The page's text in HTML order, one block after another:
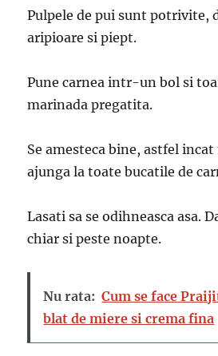
Pulpele de pui sunt potrivite,
aripioare si piept.
Pune carnea intr-un bol si
marinada pregatita.
Se amesteca bine, astfel
ajunga la toate bucatile de
Lasati sa se odihneasca asa.
chiar si peste noapte.
Nu rata: Cum se face
blat de miere si crema fina